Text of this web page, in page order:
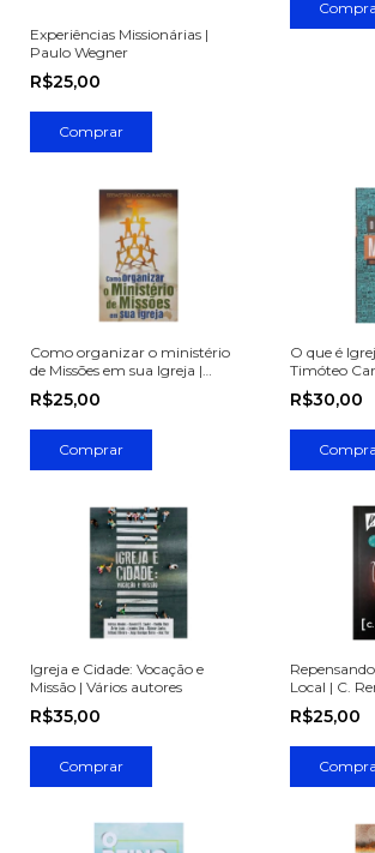
Experiências Missionárias |
Paulo Wegner
R$25,00
Como organizar o ministério
de Missões em sua Igreja |
Sebastião Lúcio Guimarães
R$25,00
O que é
Timóteo
R$30,00
Igreja e Cidade: Vocação e
Missão | Vários autores
R$35,00
Local | C.
R$25,00